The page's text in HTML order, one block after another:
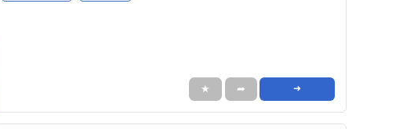
★ ➦ ➜